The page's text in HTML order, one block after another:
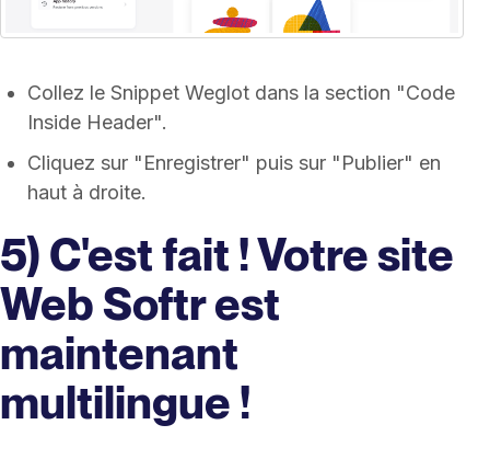
Collez le Snippet Weglot dans la section "Code
Inside Header".
Cliquez sur "Enregistrer" puis sur "Publier" en
haut à droite.
5) C'est fait ! Votre site
Web Softr est
maintenant
multilingue !